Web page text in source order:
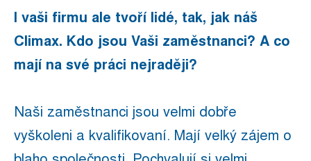
I vaši firmu ale tvoří lidé, tak, jak náš
Climax. Kdo jsou Vaši zaměstnanci? A co
mají na své práci nejraději?
Naši zaměstnanci jsou velmi dobře
vyškoleni a kvalifikovaní. Mají velký zájem o